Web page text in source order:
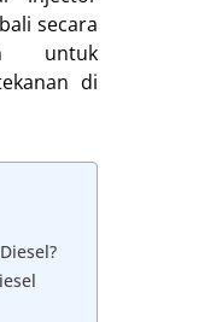
secara
untuk
di